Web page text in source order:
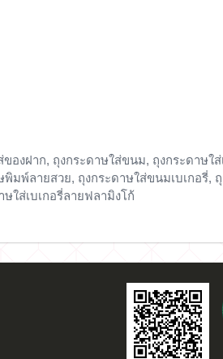
งฝาก, ถุงกระดาษใส่ขนม, ถุงกระดาษใ
พ์ลายสวย, ถุงกระดาษใส่ขนมเบเกอรี่,
ใส่เบเกอรี่ลายฟลามิงโก้